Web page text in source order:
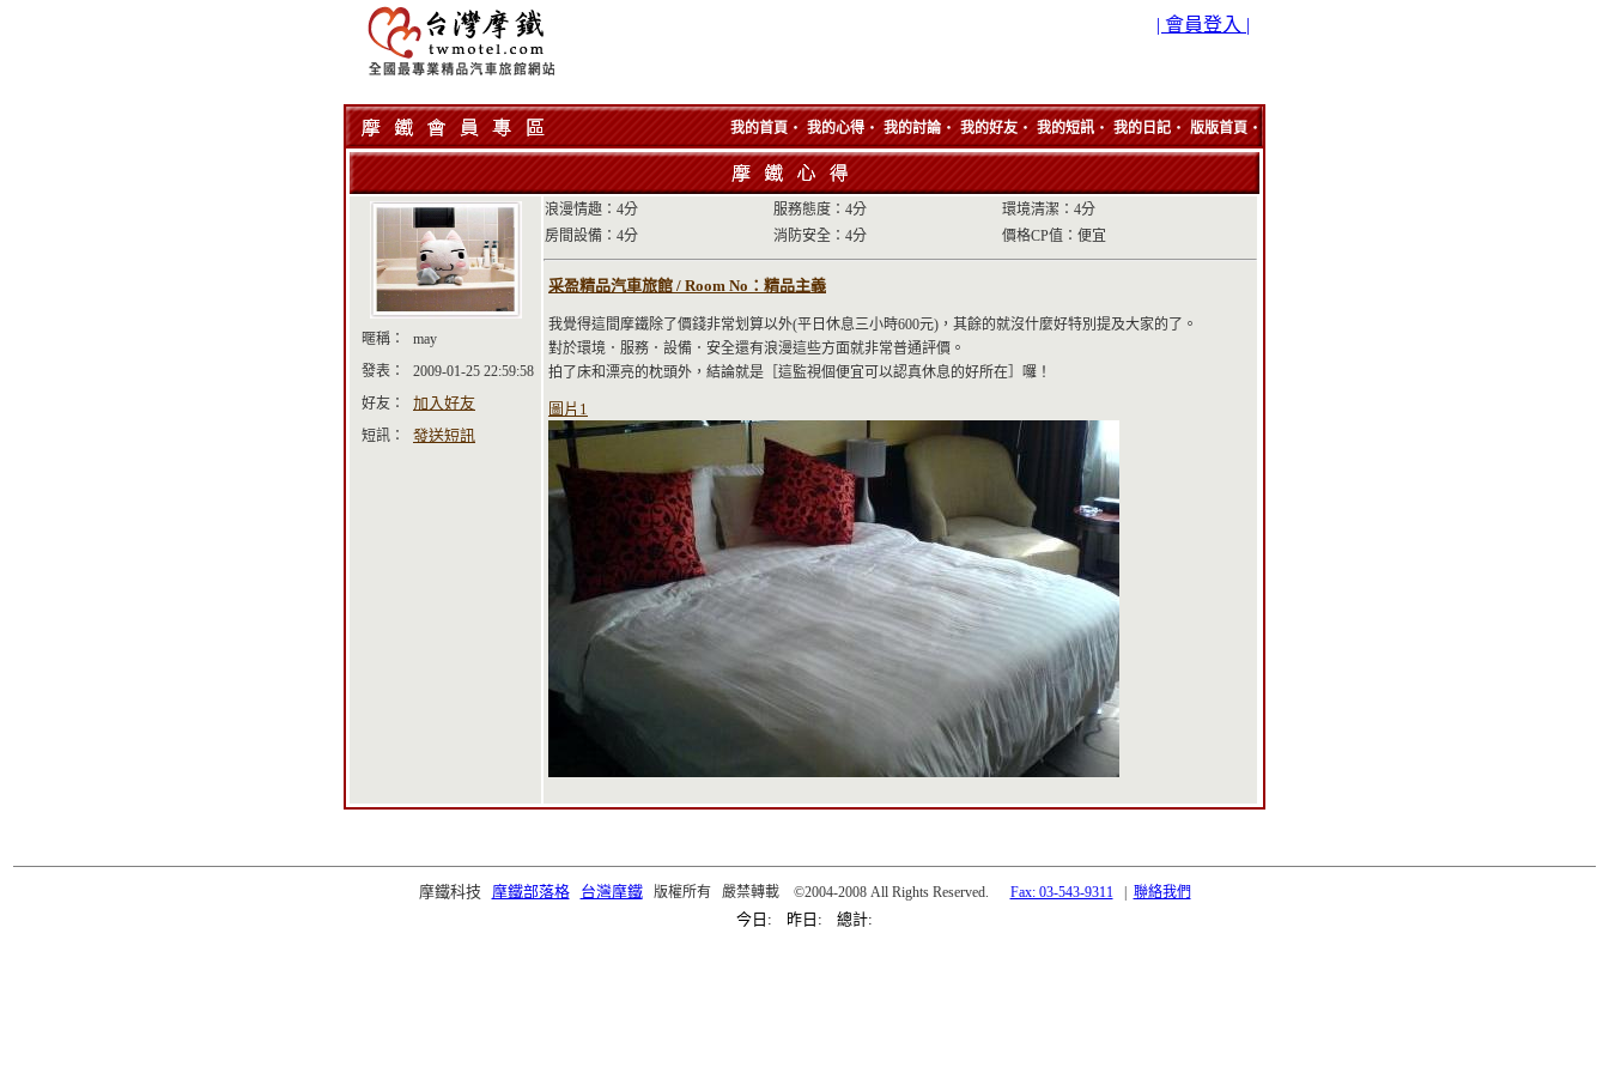
| 會員登入 |
我的首頁 ‧ 我的心得 ‧ 我的討論 ‧ 我的好友 ‧ 我的短訊‧ 我的日記 ‧ 版版首頁 ‧
暱稱：
may
發表：
2009-01-25 22:59:58
好友：
加入好友
短訊： 發送短訊
浪漫情趣：4分 服務態度：4分
環境清潔：4分
房間設備：4分
消防安全：4分 價格CP值：便宜
采盈精品汽車旅館 / Room No：精品主義
我覺得這間摩鐵除了價錢非常划算以外(平日休息三小時600元)，其餘的就沒什麼好特別提及大家的了。
對於環境．服務．設備．安全還有浪漫這些方面就非常普通評價。
拍了床和漂亮的枕頭外，結論就是［這監視個便宜可以認真休息的好所在］囉！
圖片1
摩鐵科技 摩鐵部落格 台灣摩鐵版權所有 嚴禁轉載 ©2004-2008 All Rights Reserved. Fax: 03-543-9311| 聯絡我們
今日: 昨日: 總計: